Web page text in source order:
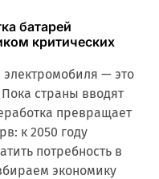
батарей
критических
— это
страны вводят
превращает
к 2050 году
потребность в
экономику